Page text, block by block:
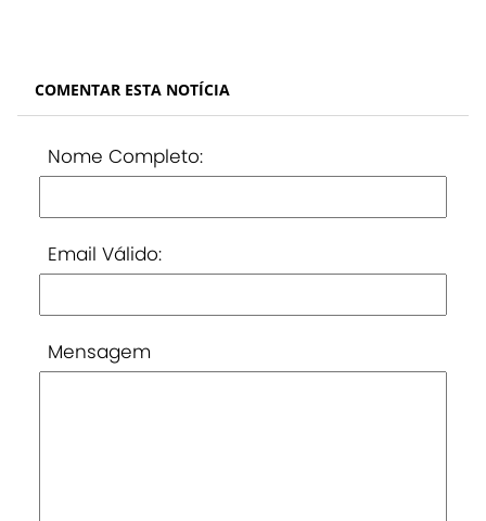
COMENTAR ESTA NOTÍCIA
Nome Completo:
Email Válido:
Mensagem